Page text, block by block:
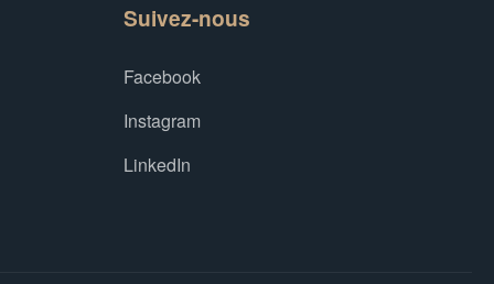
Suivez-nous
Facebook
Instagram
LinkedIn